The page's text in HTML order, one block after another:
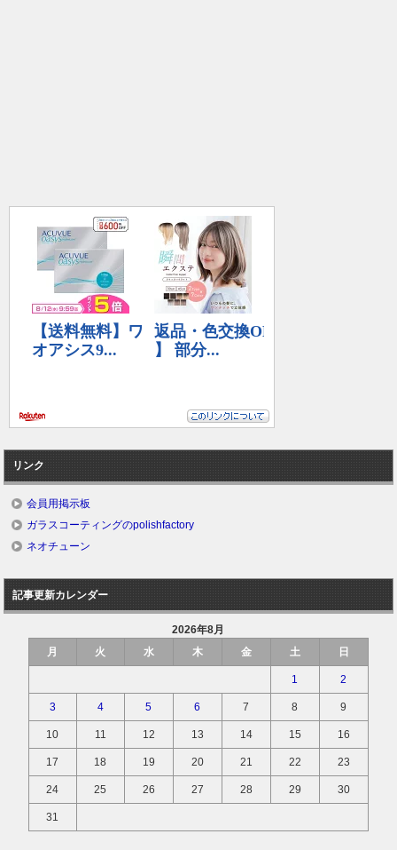
リンク
会員用掲示板
ガラスコーティングのpolishfactory
ネオチューン
記事更新カレンダー
2026年8月
月
火 水 木 金 土 日
1 2
3 4 5 6 7 8 9
10 11 12 13 14 15 16
17 18 19 20 21 22 23
24 25 26 27 28 29 30
31